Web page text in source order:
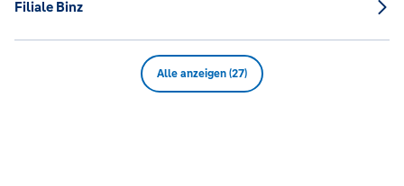
Filiale Binz
Alle anzeigen (27)